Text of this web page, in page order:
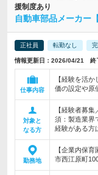
援制度あり
自動車部品メーカー
正社員 転勤なし
情報更新日：2026/04/21 終
仕事内容
【経験を活
価の設定や原
対象と
なる方
【経験者募
須：製造業界
経験がある方
勤務地
【企業内保
市西江原町